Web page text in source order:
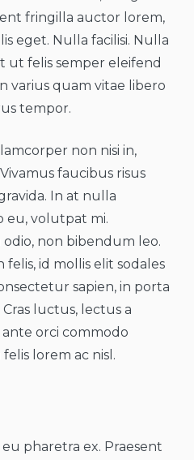
fringilla auctor lorem,
eget. Nulla facilisi. Nulla
ut felis semper eleifend
varius quam vitae libero
tempor.
non nisi in,
faucibus risus
In at nulla
eu, volutpat mi.
odio, non bibendum leo.
id mollis elit sodales
sapien, in porta
luctus, lectus a
orci commodo
lorem ac nisl.
pharetra ex. Praesent